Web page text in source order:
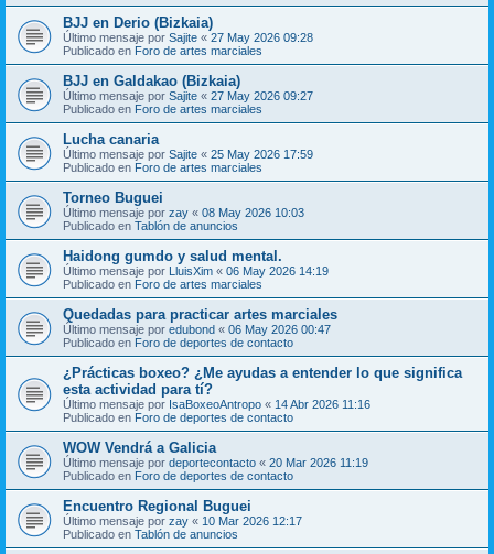
BJJ en Derio (Bizkaia)
Último mensaje por Sajite « 27 May 2026 09:28
Publicado en Foro de artes marciales
BJJ en Galdakao (Bizkaia)
Último mensaje por Sajite « 27 May 2026 09:27
Publicado en Foro de artes marciales
Lucha canaria
Último mensaje por Sajite « 25 May 2026 17:59
Publicado en Foro de artes marciales
Torneo Buguei
Último mensaje por zay « 08 May 2026 10:03
Publicado en Tablón de anuncios
Haidong gumdo y salud mental.
Último mensaje por LluisXim « 06 May 2026 14:19
Publicado en Foro de artes marciales
Quedadas para practicar artes marciales
Último mensaje por edubond « 06 May 2026 00:47
Publicado en Foro de deportes de contacto
¿Prácticas boxeo? ¿Me ayudas a entender lo que significa
esta actividad para tí?
Último mensaje por IsaBoxeoAntropo « 14 Abr 2026 11:16
Publicado en Foro de deportes de contacto
WOW Vendrá a Galicia
Último mensaje por deportecontacto « 20 Mar 2026 11:19
Publicado en Foro de deportes de contacto
Encuentro Regional Buguei
Último mensaje por zay « 10 Mar 2026 12:17
Publicado en Tablón de anuncios